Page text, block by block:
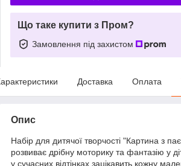
Що таке купити з Пром?
Замовлення під захистом
Доставка Оплата
Опис
Набір для дитячої творчості "Картина з
розвиває дрібну моторику та фантазію у
у сучасних відтінках зацікавить кожну